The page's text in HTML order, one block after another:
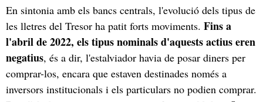
En sintonia amb els bancs centrals, l'evolució dels tipus de
les lletres del Tresor ha patit forts moviments. Fins a
l'abril de 2022, els tipus nominals d'aquests actius eren
negatius, és a dir, l'estalviador havia de posar diners per
comprar-los, encara que estaven destinades només a
inversors institucionals i els particulars no podien comprar.